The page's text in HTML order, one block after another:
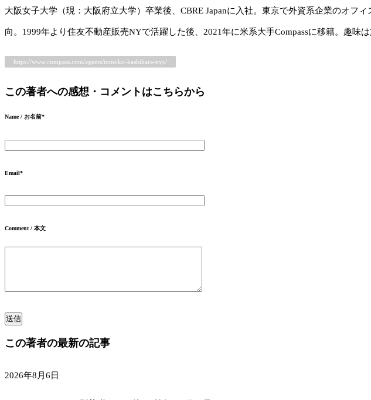
大阪女子大学（現：大阪府立大学）卒業後、CBRE Japanに入社。東京で外資系企業のオ
向。1999年より住友不動産販売NYで活躍した後、2021年に米系大手Compassに移籍。趣味
https://www.compass.com/agents/tomoko-kashihara-nyc/
この著者への感想・コメントはこちらから
Name / お名前*
Email*
Comment / 本文
この著者の最新の記事
2026年8月6日